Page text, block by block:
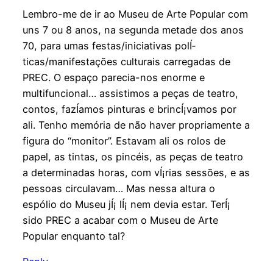
Lembro-me de ir ao Museu de Arte Popular com
uns 7 ou 8 anos, na segunda metade dos anos
70, para umas festas/iniciativas polÍ­
ticas/manifestações culturais carregadas de
PREC. O espaço parecia-nos enorme e
multifuncional… assistimos a peças de teatro,
contos, fazÍ­amos pinturas e brincÍ¡vamos por
ali. Tenho memória de não haver propriamente a
figura do “monitor”. Estavam ali os rolos de
papel, as tintas, os pincéis, as peças de teatro
a determinadas horas, com vÍ¡rias sessões, e as
pessoas circulavam… Mas nessa altura o
espólio do Museu jÍ¡ lÍ¡ nem devia estar. TerÍ¡
sido PREC a acabar com o Museu de Arte
Popular enquanto tal?